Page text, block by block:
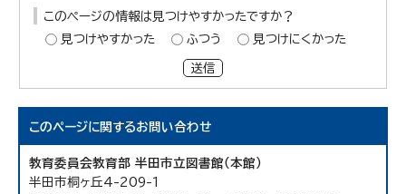
このページの情報は見つけやすかったですか？
見つけやすかった
ふつう 見つけにくかった
送信
このページに関するお問い合わせ
教育委員会教育部 半田市立図書館（本館）
半田市桐ヶ丘4-209-1